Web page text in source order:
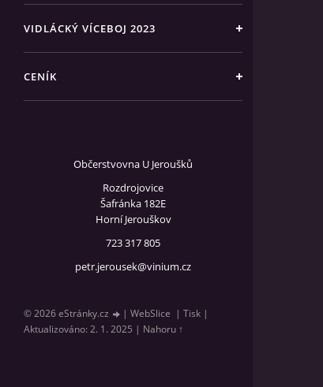
VIDLÁCKÝ VÍCEBOJ 2023
CENÍK
Občerstvovna U Jeroušků
Rozdrojovice
Šafránka 182E
Horní Jerouškov
723 317 805
petr.jerousek@vinium.cz
© 2026 eStránky.cz | WebSlice | Tisk |
Aktualizováno: 2. 1. 2025 | Nahoru ↑